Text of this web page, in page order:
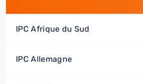
IPC Afrique du Sud
IPC Allemagne